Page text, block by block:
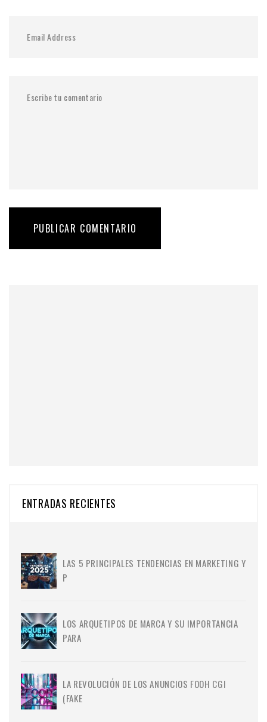
PUBLICAR COMENTARIO
ENTRADAS RECIENTES
LAS 5 PRINCIPALES TENDENCIAS EN MARKETING Y
P
LOS ARQUETIPOS DE MARCA Y SU IMPORTANCIA
PARA
LA REVOLUCIÓN DE LOS ANUNCIOS FOOH CGI
(FAKE